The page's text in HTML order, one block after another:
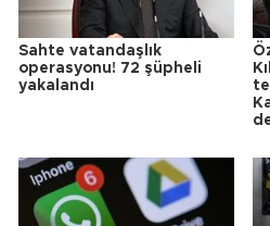
Sahte vatandaşlık
operasyonu! 72 şüpheli
yakalandı